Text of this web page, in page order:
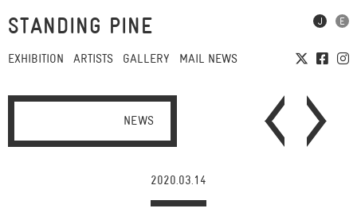
STANDING PINE
EXHIBITION ARTISTS GALLERY MAIL NEWS
NEWS
2020.03.14